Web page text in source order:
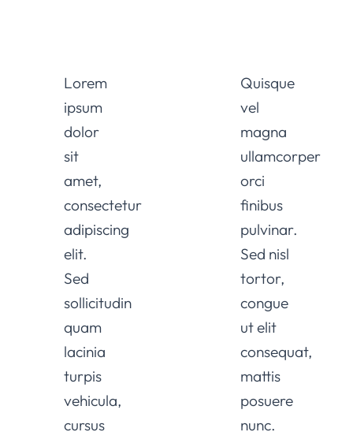
Lorem
ipsum
dolor
sit
amet,
consectetur
adipiscing
elit.
Sed
sollicitudin
quam
lacinia
turpis
vehicula,
cursus
Quisque
vel
magna
ullamcorper
orci
finibus
pulvinar.
Sed nisl
tortor,
congue
ut elit
consequat,
mattis
posuere
nunc.